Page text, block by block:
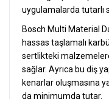
uygulamalarda tutarlı
Bosch Multi Material
hassas taşlamalı
sertlikteki
sağlar. Ayrıca bu diş
kenarlar oluşmasına
da minimumda tutar.